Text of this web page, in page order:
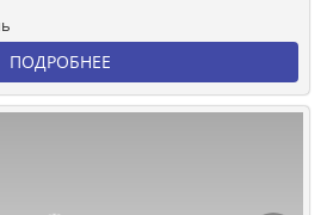
ПОДРОБНЕЕ